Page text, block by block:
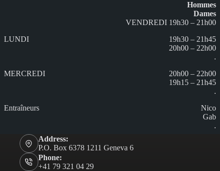
Hommes
Dames
VENDREDI 19h30 – 21h00
19h30 – 21h45
20h00 – 22h00
.
20h00 – 22h00
19h15 – 21h45
.
Nico
Gab
.
Address:
P.O. Box 6378 1211 Geneva 6
Phone:
+41 79 321 04 29